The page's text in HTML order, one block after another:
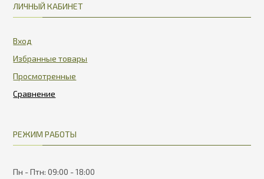
ЛИЧНЫЙ КАБИНЕТ
Вход
Избранные товары
Просмотренные
РЕЖИМ РАБОТЫ
Пн - Птн: 09:00 - 18:00